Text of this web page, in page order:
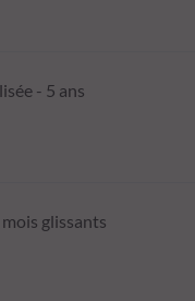
- 5 ans
glissants